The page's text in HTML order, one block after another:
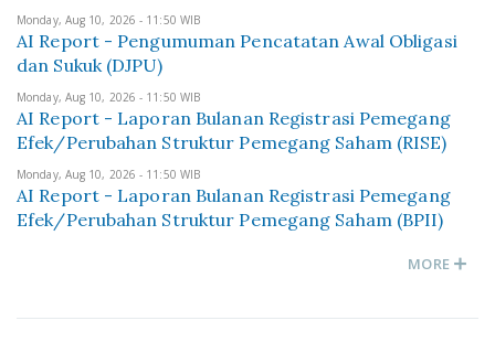
Monday, Aug 10, 2026 - 11:50 WIB
AI Report - Pengumuman Pencatatan Awal Obligasi
dan Sukuk (DJPU)
Monday, Aug 10, 2026 - 11:50 WIB
AI Report - Laporan Bulanan Registrasi Pemegang
Efek/Perubahan Struktur Pemegang Saham (RISE)
Monday, Aug 10, 2026 - 11:50 WIB
AI Report - Laporan Bulanan Registrasi Pemegang
Efek/Perubahan Struktur Pemegang Saham (BPII)
MORE